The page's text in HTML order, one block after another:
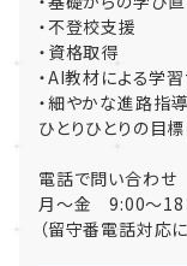
・不登校支援
・資格取得
・AI教材による学
・細やかな進路指導
ひとりひとりの目
電話で問い合わ
月～金 9:00～18
（留守番電話対応